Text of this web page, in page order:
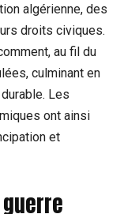
algérienne, des
droits civiques.
au fil du
culminant en
Les
ont ainsi
et